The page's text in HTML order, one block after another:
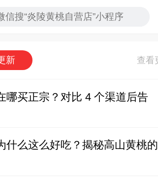
新
哪买正宗？对比 4 个渠道后告
什么这么好吃？揭秘高山黄桃的